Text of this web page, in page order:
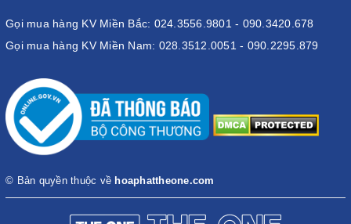
Gọi mua hàng KV Miền Bắc: 024.3556.9801 - 090.3420.678
Gọi mua hàng KV Miền Nam: 028.3512.0051 - 090.2295.879
© Bản quyền thuộc về hoaphattheone.com